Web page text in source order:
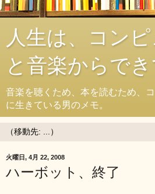
人生は、コン
と音楽からでき
音楽を聴くため、本を読むため、
に生きている男のメモ。
火曜日, 4月 22, 2008
ハーボット、終了